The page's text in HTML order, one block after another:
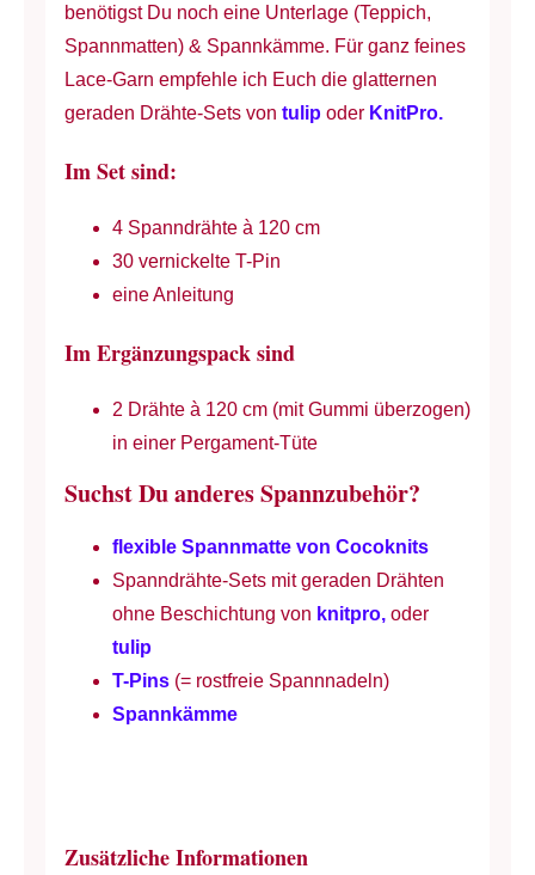
benötigst Du noch eine Unterlage (Teppich,
Spannmatten) & Spannkämme. Für ganz feines
Lace-Garn empfehle ich Euch die glatternen
geraden Drähte-Sets von tulipoder KnitPro.
Im Set sind:
4 Spanndrähte à 120 cm
30 vernickelte T-Pin
eine Anleitung
Im Ergänzungspack sind
2 Drähte à 120 cm (mit Gummi überzogen)
in einer Pergament-Tüte
Suchst Du anderes Spannzubehör?
flexible Spannmatte von Cocoknits
Spanndrähte-Sets mit geraden Drähten
ohne Beschichtung von knitpro, oder
tulip
T-Pins(= rostfreie Spannnadeln)
Spannkämme
Zusätzliche Informationen